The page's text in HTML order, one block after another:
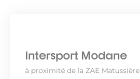
Intersport Modane
à proximité de la ZAE Matussière